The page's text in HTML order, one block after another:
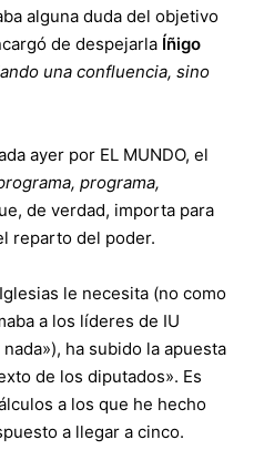
alguna duda del objetivo
de despejarla Íñigo
una confluencia, sino
ayer por EL MUNDO, el
programa,
de verdad, importa para
reparto del poder.
le necesita (no como
a los líderes de IU
ha subido la apuesta
de los diputados». Es
a los que he hecho
a llegar a cinco.